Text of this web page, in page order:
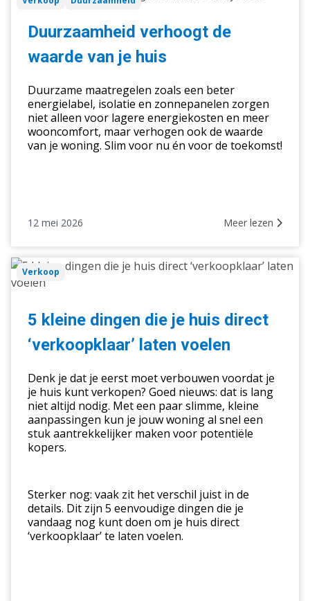
verhoogt
van
huis
Duurzaamheid verhoogt de
waarde van je huis
Duurzame maatregelen zoals een beter
energielabel, isolatie en zonnepanelen zorgen
niet alleen voor lagere energiekosten en meer
wooncomfort, maar verhogen ook de waarde
van je woning. Slim voor nu én voor de toekomst!
12 mei 2026 Meer lezen
5
kleine
‘verkoopklaar’
laten
voelen
Verkoop
5 kleine dingen die je huis direct
‘verkoopklaar’ laten voelen
Denk je dat je eerst moet verbouwen voordat je
je huis kunt verkopen? Goed nieuws: dat is lang
niet altijd nodig. Met een paar slimme, kleine
aanpassingen kun je jouw woning al snel een
stuk aantrekkelijker maken voor potentiële
kopers.
Sterker nog: vaak zit het verschil juist in de
details. Dit zijn 5 eenvoudige dingen die je
vandaag nog kunt doen om je huis direct
‘verkoopklaar’ te laten voelen.